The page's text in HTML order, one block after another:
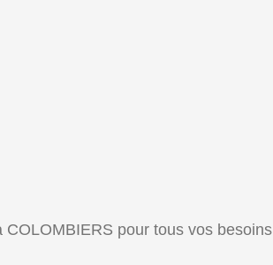
pour tous vos besoins